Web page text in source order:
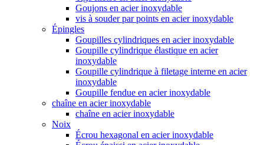
Goujons en acier inoxydable
vis à souder par points en acier inoxydable
Épingles
Goupilles cylindriques en acier inoxydable
Goupille cylindrique élastique en acier
inoxydable
Goupille cylindrique à filetage interne en acier
inoxydable
Goupille fendue en acier inoxydable
chaîne en acier inoxydable
chaîne en acier inoxydable
Noix
Écrou hexagonal en acier inoxydable